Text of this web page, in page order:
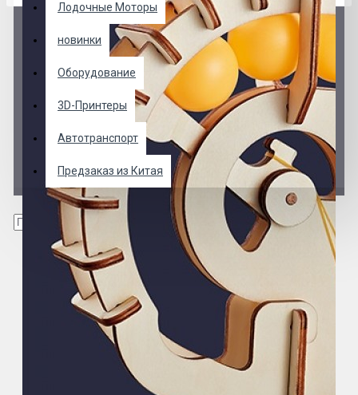
Лодочные Моторы
новинки
Оборудование
3D-Принтеры
Автотранспорт
Предзаказ из Китая